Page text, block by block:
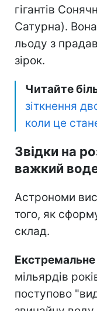
гігантів
Сатурна).
льоду з
зірок.
Читайте
зіткнення
коли це
Звідки на
важкий
Астрономи
того, як
склад.
мільярдів
поступово